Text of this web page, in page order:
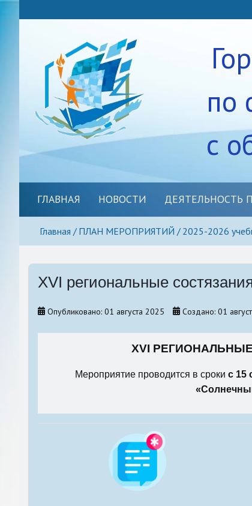
по
с
ГЛАВНАЯ НОВОСТИ ДЕЯТЕЛЬНОСТЬ
Спортивно-
Методическое
Школьные
Санкт-
Конкурсы, акции
Главная ПЛАН МЕРОПРИЯТИЙ 2025-2026
XVI региональные
Опубликовано: 01 августа 2025 Создано: 01
XVI
Мероприятие проводится в сроки с 15